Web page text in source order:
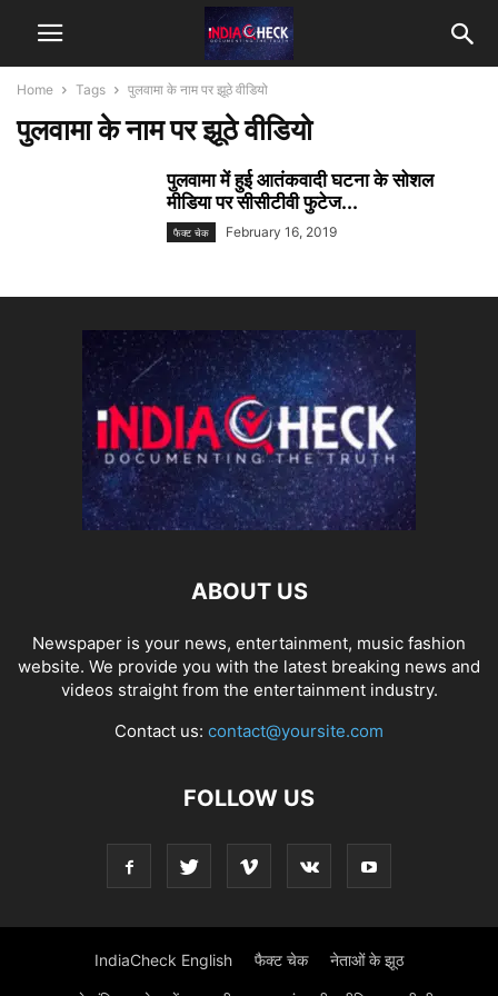
Home Tags पुलवामा के नाम पर झूठे वीडियो
पुलवामा के नाम पर झूठे वीडियो
पुलवामा में हुई आतंकवादी घटना के सोशल
मीडिया पर सीसीटीवी फुटेज...
फैक्ट चेक February 16, 2019
ABOUT US
Newspaper is your news, entertainment, music fashion
website. We provide you with the latest breaking news and
videos straight from the entertainment industry.
Contact us: contact@yoursite.com
FOLLOW US
IndiaCheck English फैक्ट चेक नेताओं के झूठ